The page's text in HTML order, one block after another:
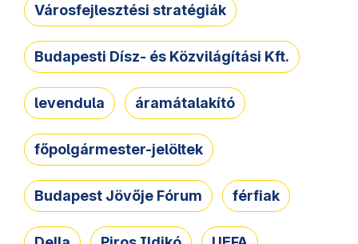
Városfejlesztési stratégiák
Budapesti Dísz- és Közvilágítási Kft.
levendula áramátalakító
főpolgármester-jelöltek
Budapest Jövője Fórum férfiak